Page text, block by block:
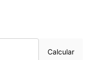
Calcular